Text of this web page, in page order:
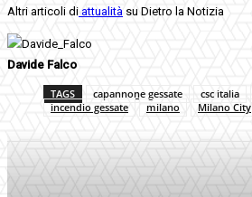
Altri articoli di attualità su Dietro la Notizia
Davide Falco
TAGS capannone gessate csc italia
incendio gessate
milano Milano City